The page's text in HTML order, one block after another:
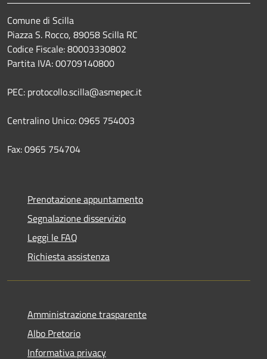
Comune di Scilla
Piazza S. Rocco, 89058 Scilla RC
Codice Fiscale: 80003330802
Partita IVA: 00709140800
PEC: protocollo.scilla@asmepec.it
Centralino Unico: 0965 754003
Fax: 0965 754704
Prenotazione appuntamento
Segnalazione disservizio
Leggi le FAQ
Richiesta assistenza
Amministrazione trasparente
Albo Pretorio
Informativa privacy